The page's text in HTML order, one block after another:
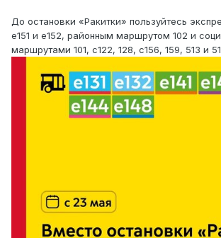
До остановки «Ракитки» пользуйтесь
е151 и е152, районным маршрутом 102 и
маршрутами 101, с122, 128, с156, 159, 513 и